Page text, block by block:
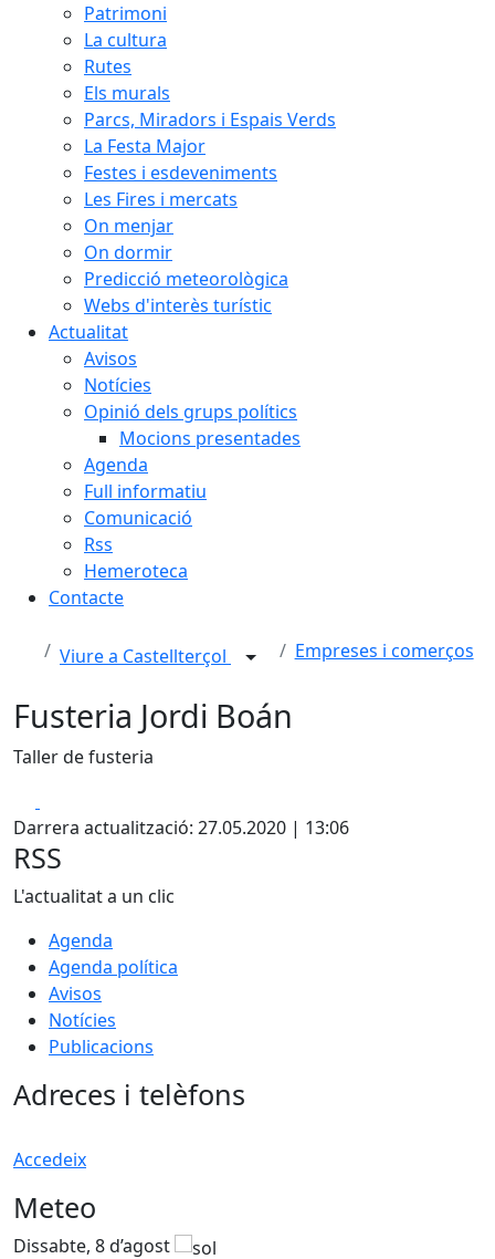
Patrimoni
La cultura
Rutes
Els murals
Parcs, Miradors i Espais Verds
La Festa Major
Festes i esdeveniments
Les Fires i mercats
On menjar
On dormir
Predicció meteorològica
Webs d'interès turístic
Actualitat
Avisos
Notícies
Opinió dels grups polítics
Mocions presentades
Agenda
Full informatiu
Comunicació
Rss
Hemeroteca
Contacte
Viure a Castellterçol Empreses i comerços
Fusteria Jordi Boán
Taller de fusteria
Darrera actualització: 27.05.2020 | 13:06
RSS
L'actualitat a un clic
Agenda
Agenda política
Avisos
Notícies
Publicacions
Adreces i telèfons
Accedeix
Meteo
Dissabte, 8 d’agost